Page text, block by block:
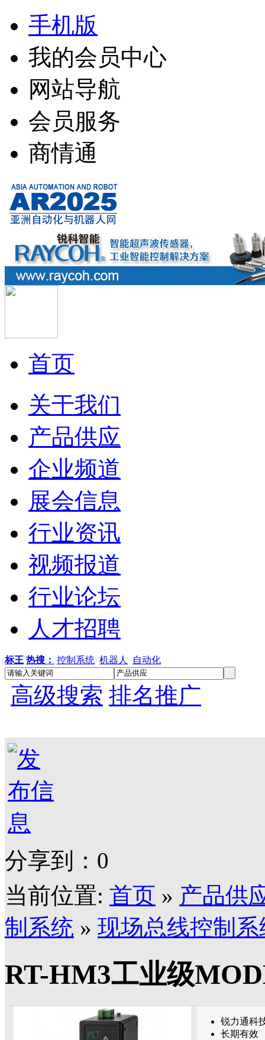
手机版
我的会员中心
网站导航
会员服务
商情通
首页
关于我们
产品供应
企业频道
展会信息
行业资讯
视频报道
行业论坛
人才招聘
标王 热搜： 控制系统 机器人 自动化
高级搜索 排名推广
分享到： 0
当前位置: 首页 » 产品供
制系统 » 现场总线控制系
RT-HM3工业级
锐力通科
长期有效